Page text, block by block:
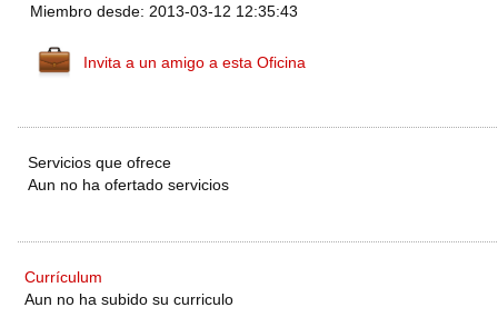
Miembro desde: 2013-03-12 12:35:43
Invita a un amigo a esta Oficina
Servicios que ofrece
Aun no ha ofertado servicios
Currículum
Aun no ha subido su curriculo